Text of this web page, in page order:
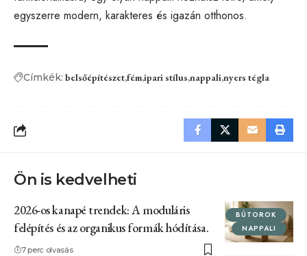
egyszerre modern, karakteres és igazán otthonos.
Címkék: belsőépítészetfémipari stílus nappalinyers tégla
Ön is kedvelheti
BÚTOROK
NAPPALI
2026-os kanapé trendek: A moduláris
felépítés és az organikus formák hódítása.
7 perc olvasás